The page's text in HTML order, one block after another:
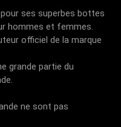
ses superbes bottes
hommes et femmes.
officiel de la marque
grande partie du
ne sont pas